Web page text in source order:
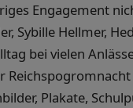
Engagement
Sybille Hellmer,
bei vielen
Plakate,